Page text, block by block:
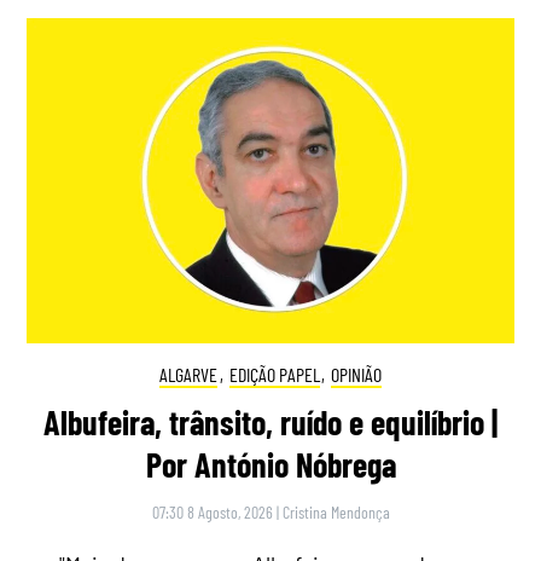
ALGARVE, EDIÇÃO PAPEL , OPINIÃO
Albufeira, trânsito, ruído e equilíbrio |
Por António Nóbrega
07:30 8 Agosto, 2026 | Cristina Mendonça